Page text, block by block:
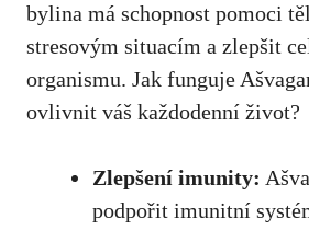
bylina má schopnost⁣ pomoci
stresovým situacím‌ a ‌zlepšit
organismu. Jak ⁢funguje
ovlivnit váš každodenní život?
Zlepšení imunity:
podpořit imunitní